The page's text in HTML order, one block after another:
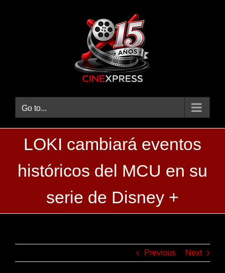
Go to...
LOKI cambiará eventos
históricos del MCU en su
serie de Disney +
Previous Next